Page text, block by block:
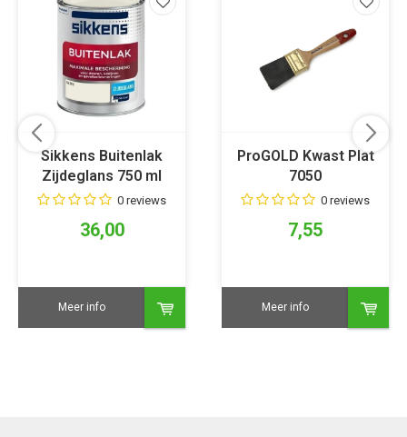
Sikkens Buitenlak
Zijdeglans 750 ml
RAL 90100 reviews
36,00
Meer info
ProGOLD Kwast Plat
7050
0 reviews
7,55
Meer info